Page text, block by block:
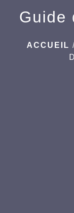
Guide
ACCUEIL